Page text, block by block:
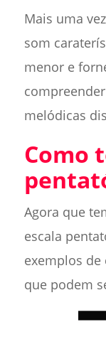
Mais uma
som
menor e
melódicas
Como
Agora que
escala
exemplos de
que podem